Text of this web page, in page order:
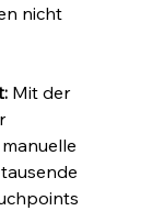
nicht
Mit der